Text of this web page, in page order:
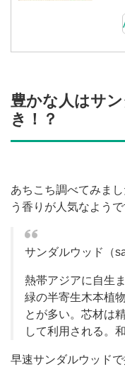
豊かな人はサ
き！？
あちこち調べてみま
う香りが人気なよう
サンダルウッド（
熱帯アジアに自生
緑の半寄生木本植
とが多い。芯材は
して利用される。
早速サンダルウッド